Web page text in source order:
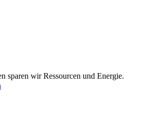
sparen wir Ressourcen und Energie.